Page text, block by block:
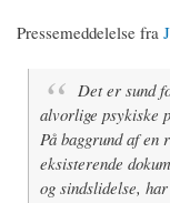
Pressemeddelelse fra
Det er sund
alvorlige psykiske
På baggrund af en
eksisterende
og sindslidelse,